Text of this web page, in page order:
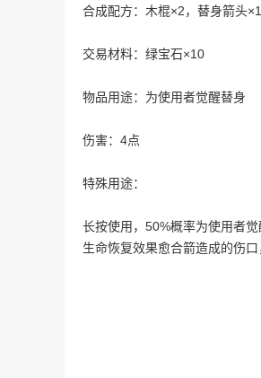
合成配方：木棍×2，替身箭头×1
交易材料：绿宝石×10
物品用途：为使用者觉醒替身
伤害：4点
特殊用途：
长按使用，50%概率为使用者
生命恢复效果愈合箭造成的伤